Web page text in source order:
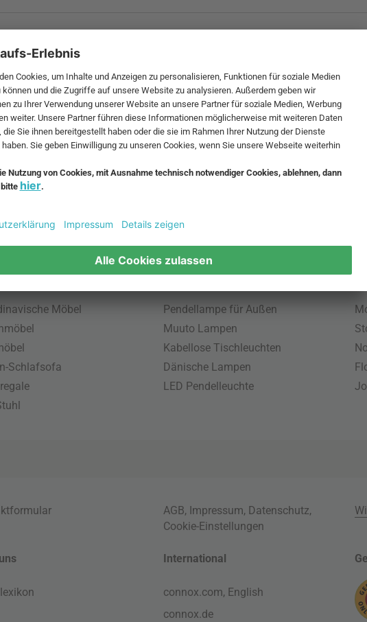
und zzgl.Versandkosten.
Möbel
Schlafsofa
Pendellampe für Außen
Muuto Lampen
Kabellose Tischleuchten
Dänische Lampen
LED Pendelleuchte
AGB, Impressum, Datenschutz,
Cookie-Einstellungen
International
connox.com, English
connox.de